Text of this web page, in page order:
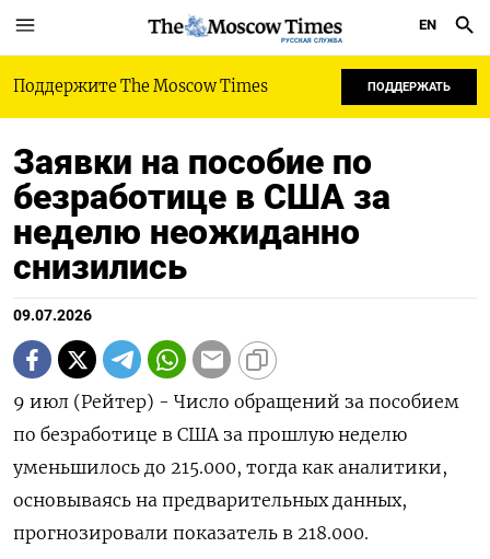
РУССКАЯ СЛУЖБА
EN
Поддержите The Moscow Times ПОДДЕРЖАТЬ
Заявки на пособие по
безработице в США за
неделю неожиданно
снизились
09.07.2026
9 июл (Рейтер) - Число обращений за пособием
по ‌безработице в США за прошлую неделю
уменьшилось до ​215.000, ​тогда как аналитики, ​
основываясь на ⁠предварительных ‌данных,
прогнозировали показатель ‌в 218.000.